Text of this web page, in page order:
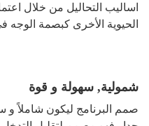
اساليب التحاليل من خلال
الحيوية الأخرى كبصمة
شمولية, سهولة و قوة
صمم البرنامج ليكون شاملاً و